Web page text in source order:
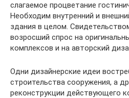
слагаемое процветание
Необходим внутренний и
здания в целом.
возросший спрос на
комплексов и на авторский
Одни дизайнерские идеи
строительства сооружения, а
реконструкции действующего